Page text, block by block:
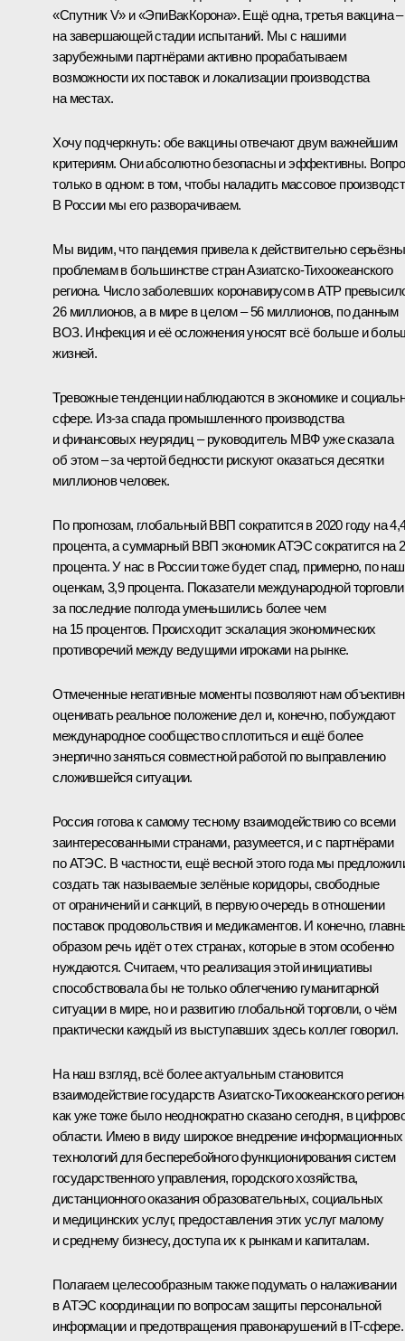
«Спутник V» и «ЭпиВакКорона». Ещё одна, третья вакцина –
на завершающей стадии испытаний. Мы с нашими
зарубежными партнёрами активно прорабатываем
возможности их поставок и локализации производства
на местах.
Хочу подчеркнуть: обе вакцины отвечают двум важнейшим
критериям. Они абсолютно безопасны и эффективны.
только в одном: в том, чтобы наладить массовое
В России мы его разворачиваем.
Мы видим, что пандемия привела к действительно
проблемам в большинстве стран Азиатско-Тихоокеанского
региона. Число заболевших коронавирусом в АТР
26 миллионов, а в мире в целом – 56 миллионов, по данным
ВОЗ. Инфекция и её осложнения уносят всё больше и
жизней.
Тревожные тенденции наблюдаются в экономике и
сфере. Из-за спада промышленного производства
и финансовых неурядиц – руководитель МВФ уже сказала
об этом – за чертой бедности рискуют оказаться десятки
миллионов человек.
По прогнозам, глобальный ВВП сократится в 2020 году на
процента, а суммарный ВВП экономик АТЭС сократится на
процента. У нас в России тоже будет спад, примерно, по
оценкам, 3,9 процента. Показатели международной торговли
за последние полгода уменьшились более чем
на 15 процентов. Происходит эскалация экономических
противоречий между ведущими игроками на рынке.
Отмеченные негативные моменты позволяют нам
оценивать реальное положение дел и, конечно, побуждают
международное сообщество сплотиться и ещё более
энергично заняться совместной работой по выправлению
сложившейся ситуации.
Россия готова к самому тесному взаимодействию со всеми
заинтересованными странами, разумеется, и с партнёрами
по АТЭС. В частности, ещё весной этого года мы
создать так называемые зелёные коридоры, свободные
от ограничений и санкций, в первую очередь в отношении
поставок продовольствия и медикаментов. И конечно,
образом речь идёт о тех странах, которые в этом особенно
нуждаются. Считаем, что реализация этой инициативы
способствовала бы не только облегчению гуманитарной
ситуации в мире, но и развитию глобальной торговли, о чём
практически каждый из выступавших здесь коллег говорил.
На наш взгляд, всё более актуальным становится
взаимодействие государств Азиатско-Тихоокеанского
как уже тоже было неоднократно сказано сегодня, в
области. Имею в виду широкое внедрение информационных
технологий для бесперебойного функционирования систем
государственного управления, городского хозяйства,
дистанционного оказания образовательных, социальных
и медицинских услуг, предоставления этих услуг малому
и среднему бизнесу, доступа их к рынкам и капиталам.
Полагаем целесообразным также подумать о налаживании
в АТЭС координации по вопросам защиты персональной
информации и предотвращения правонарушений в IT-сфере.